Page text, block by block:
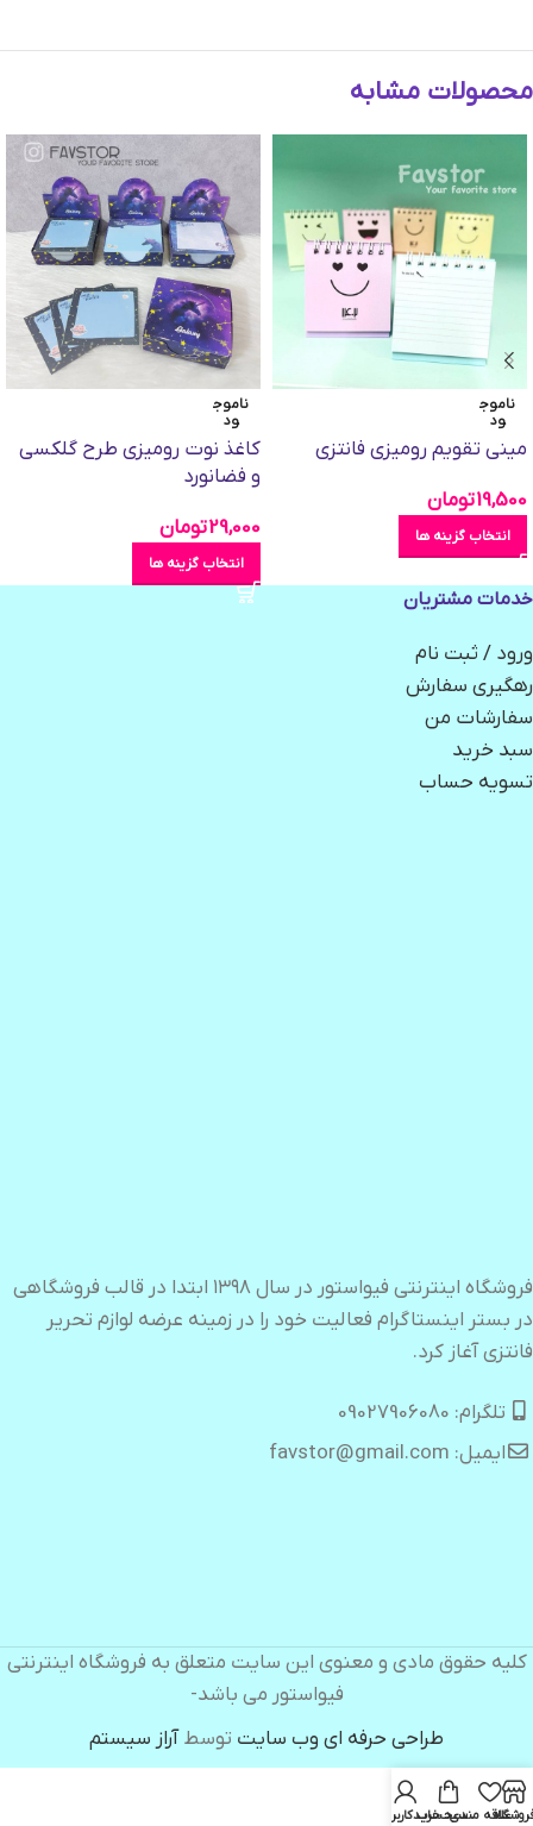
محصولات مشابه
ناموج
ود
مینی تقویم رومیزی فانتزی
19,500تومان
انتخاب گزینه ها
ناموج
ود
کاغذ نوت رومیزی طرح گلکسی
و فضانورد
29,000تومان
انتخاب گزینه ها
خدمات مشتریان
ورود / ثبت نام
رهگیری سفارش
سفارشات من
سبد خرید
تسویه حساب
فروشگاه اینترنتی فیواستور در سال ۱۳۹۸ ابتدا در قالب فروشگاهی
در بستر اینستاگرام فعالیت خود را در زمینه عرضه لوازم تحریر
فانتزی آغاز کرد.
تلگرام: 09027906080
ایمیل: favstor@gmail.com
کلیه حقوق مادی و معنوی این سایت متعلق به فروشگاه اینترنتی
فیواستور می باشد-
طراحی حرفه ای وب سایت توسطآراز سیستم
علاقه مندیسبد خرید
حساب کاربری من